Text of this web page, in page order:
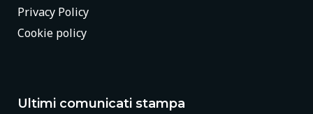
Privacy Policy
Cookie policy
Ultimi comunicati stampa